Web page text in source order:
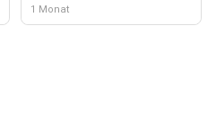
1 Monat